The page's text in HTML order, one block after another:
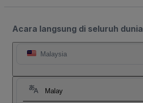
Acara langsung di seluruh dunia
Malaysia
Malay